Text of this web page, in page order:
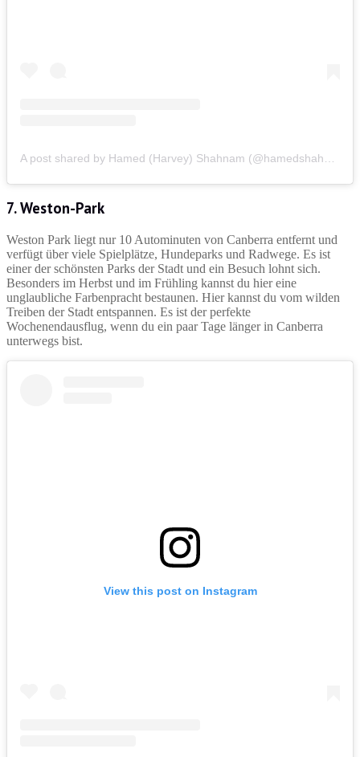
7. Weston-Park
Weston Park liegt nur 10 Autominuten von Canberra entfernt und
verfügt über viele Spielplätze, Hundeparks und Radwege. Es ist
einer der schönsten Parks der Stadt und ein Besuch lohnt sich.
Besonders im Herbst und im Frühling kannst du hier eine
unglaubliche Farbenpracht bestaunen. Hier kannst du vom wilden
Treiben der Stadt entspannen. Es ist der perfekte
Wochenendausflug, wenn du ein paar Tage länger in Canberra
unterwegs bist.
View this post on Instagram